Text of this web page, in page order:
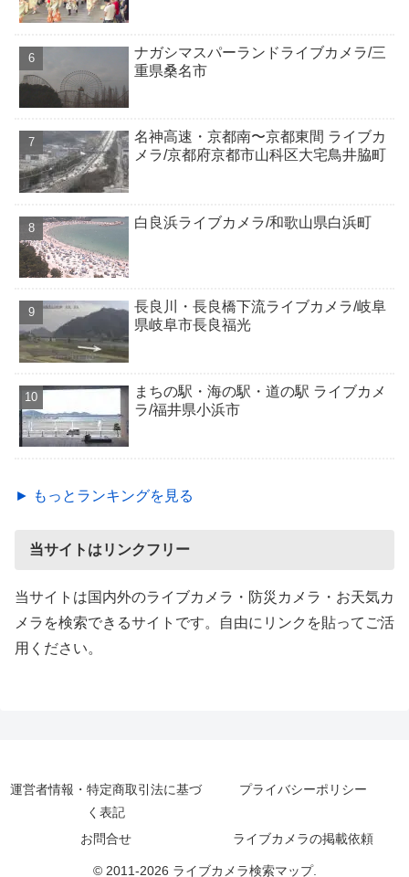
ナガシマスパーランドライブカメラ/三
重県桑名市
名神高速・京都南〜京都東間 ライブカ
メラ/京都府京都市山科区大宅鳥井脇町
白良浜ライブカメラ/和歌山県白浜町
長良川・長良橋下流ライブカメラ/岐阜
県岐阜市長良福光
まちの駅・海の駅・道の駅 ライブカメ
ラ/福井県小浜市
► もっとランキングを見る
当サイトはリンクフリー
当サイトは国内外のライブカメラ・防災カメラ・お天気カ
メラを検索できるサイトです。自由にリンクを貼ってご活
用ください。
運営者情報・特定商取引法に基づ
く表記
プライバシーポリシー
お問合せ ライブカメラの掲載依頼
© 2011-2026 ライブカメラ検索マップ.